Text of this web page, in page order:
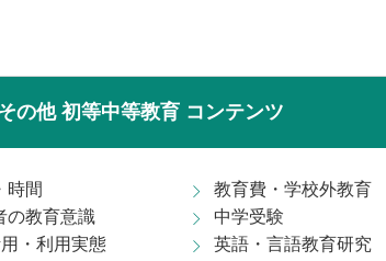
の他 初等中等教育 コンテンツ
時間
教育費・学校外教育
の教育意識
中学受験
用・利用実態
英語・言語教育研究